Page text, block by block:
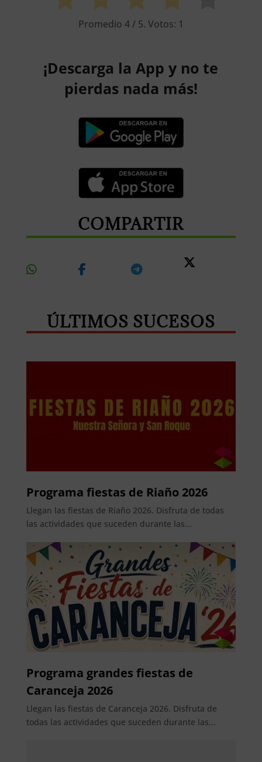
Promedio 4/ 5. Votos: 1
¡Descarga la App y no te
pierdas nada más!
COMPARTIR
ÚLTIMOS SUCESOS
Programa fiestas de Riaño 2026
Llegan las fiestas de Riaño 2026. Disfruta de todas
las actividades que suceden durante las...
Programa grandes fiestas de
Caranceja 2026
Llegan las fiestas de Caranceja 2026. Disfruta de
todas las actividades que suceden durante las...